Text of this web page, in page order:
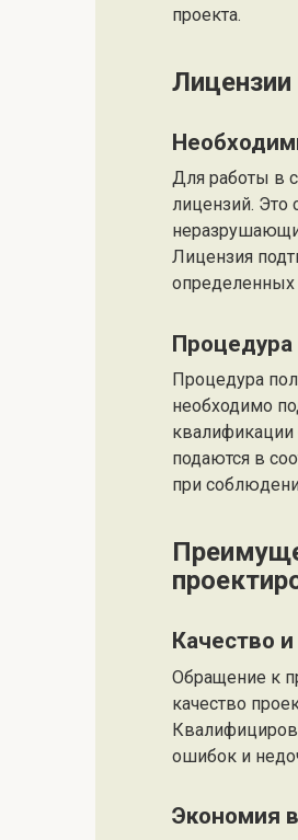
проекта.
Лицензии
Для работы в
лицензий. Это
Лицензия
определенных
Процедура
Процедура
необходимо
подаются в
при
Качество
Обращение к
качество
ошибок и
Экономия